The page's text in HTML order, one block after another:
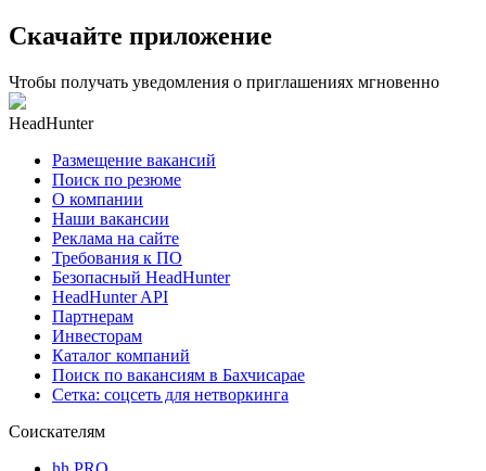
Скачайте приложение
Чтобы получать уведомления о приглашениях мгновенно
HeadHunter
Размещение вакансий
Поиск по резюме
О компании
Наши вакансии
Реклама на сайте
Требования к ПО
Безопасный HeadHunter
HeadHunter API
Партнерам
Инвесторам
Каталог компаний
Поиск по вакансиям в Бахчисарае
Сетка: соцсеть для нетворкинга
Соискателям